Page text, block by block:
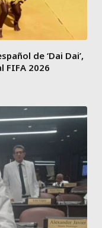
de ‘Dai Dai’,
FIFA 2026